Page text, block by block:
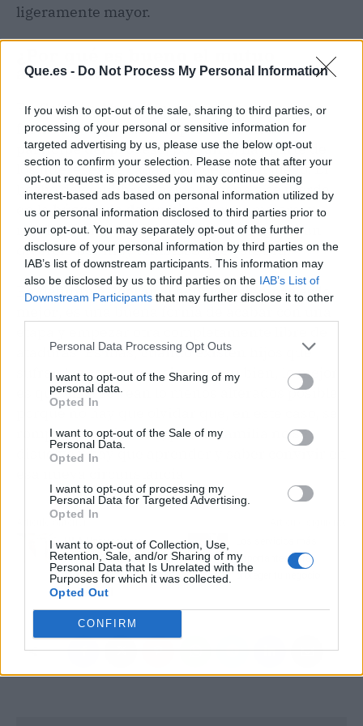
Que.es - Do Not Process My Personal Information
If you wish to opt-out of the sale, sharing to third parties, or
processing of your personal or sensitive information for
targeted advertising by us, please use the below opt-out
section to confirm your selection. Please note that after your
opt-out request is processed you may continue seeing
interest-based ads based on personal information utilized by
us or personal information disclosed to third parties prior to
your opt-out. You may separately opt-out of the further
disclosure of your personal information by third parties on the
IAB’s list of downstream participants. This information may
also be disclosed by us to third parties on the IAB’s List of
Downstream Participants that may further disclose it to other
Personal Data Processing Opt Outs
I want to opt-out of the Sharing of my
personal data.
Opted In
I want to opt-out of the Sale of my
Personal Data.
Opted In
I want to opt-out of processing my
Personal Data for Targeted Advertising.
Opted In
I want to opt-out of Collection, Use,
Retention, Sale, and/or Sharing of my
Personal Data that Is Unrelated with the
Purposes for which it was collected.
Opted Out
CONFIRM
ligeramente mayor.
acuerdo?
EnCebrián Abogados entienden que es una
forma en la que ambas partes se sienten
partícipe del proceso, por tanto, hay parte de
los intereses de cada uno puestos en juego. El
hecho de equilibrar lo que se gana y se pierde
en la búsqueda de un bien mayor mejora, y
mucho, el impacto emocional que supone un
divorcio por muy amistoso que este sea.
En definitiva,lograr el acuerdo siempre es lo
ataduras. Es más, cuando existen hijos que
sufren las consecuencias, por su bien, lo mejor
es que ellos se vean lo menos alterados posible,
porque no hay que olvidar que, en este caso, se
rompe el matrimonio, pero la familia no se
disuelve y hay que aprender y saber convivir en
Artículo anterior
HLA Universitario
Moncloa supera las mil
cirugías con el robot
Da Vinci XI
importantes para
proteger tu negocio